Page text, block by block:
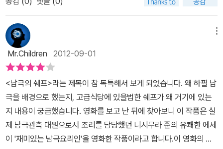
고 단조로우며 아무것도 없는데, 거기서 1년을 산 사람들은 오죽 갑갑
하겠는가. 그들이 남극을 탈출하고 싶어서 난리 부르스를 피는 것도
이해가 간다. 일본 드라마를 자주 본 탓인지 영화에 나오는 배우들이
이제 낯이 익다. 심지어는 반갑기조차 하더라. 어~ 저 아저씨 여기에
도 나오네 하면서 말이다. 그나저나 주인공으로 사카이 마사토, 내가
좋아하는 배우인데, 이 영화에선 어떻게 표정이 매번 한가지인지 불
만이었다. 그게 연기를 잘 하는 것인지 아닌지 헷갈리더란 말이다. 나
올때마다 한결같은 표정이니 안 그렇겠는가. 심지어는 다른 영화속
에서도 짓고 있는 표정이 하나였는데, 분위기가 다른 배우들과 조금
는 사람들은 일본식의 음식을 먹고 일본식으로 정을 나눈다. 참, 일본
이란 나라가 여러모로 재미있는 것이, 이렇게 대중 문화를 통해 접하
거나 여행을 하면서 개별적으로 접할 때는 매력적이고 좋아하게 되는
데, 어쩌면 지도자들의 역사 인식이라는 것은 그 모양일까, 생각하면
이렇게 다양한 면에서 수준이 불일치인 나라도 없다는 생각이 든
다. 우리 나라도 남극 기지가 있다. 세종 기지 였던 것으로 기억하는
데, 그곳에도 마찬가지로 사람이 살고 있고, 어떻게든 그 척박함 속에
서 식생활을 해결하며 살아가겠지. 이 영화를 보면서는 최근에 개봉
했던 엘리제궁의 요리사를 떠올렸다. 대통령 궁의 개인 요리사였던
과거와, 남극에 와 있는 현재의 주인공을 비교하는 장면에서 의외로
남극의 시설이 좋아서 흥미롭게 봤었는데 이 영화에서의 남극 기지의
Mr.Children 2012-09-01
<남극의 쉐프>라는 제목이 참 독특해서 보게 되었습니다. 왜 하필 남
극을 배경으로 했는지, 고급식당에 있을법한 쉐프가 왜 거기에 있는
지 내용이 궁금했습니다. 영화를 보고 난 뒤에 찾아보니 이 작품은 실
제 남극관측 대원으로서 조리를 담당했던 니시무라 준의 유쾌한 에세
이 '재미있는 남극요리인'을 영화한 작품이라고 합니다.이 영화의 줄